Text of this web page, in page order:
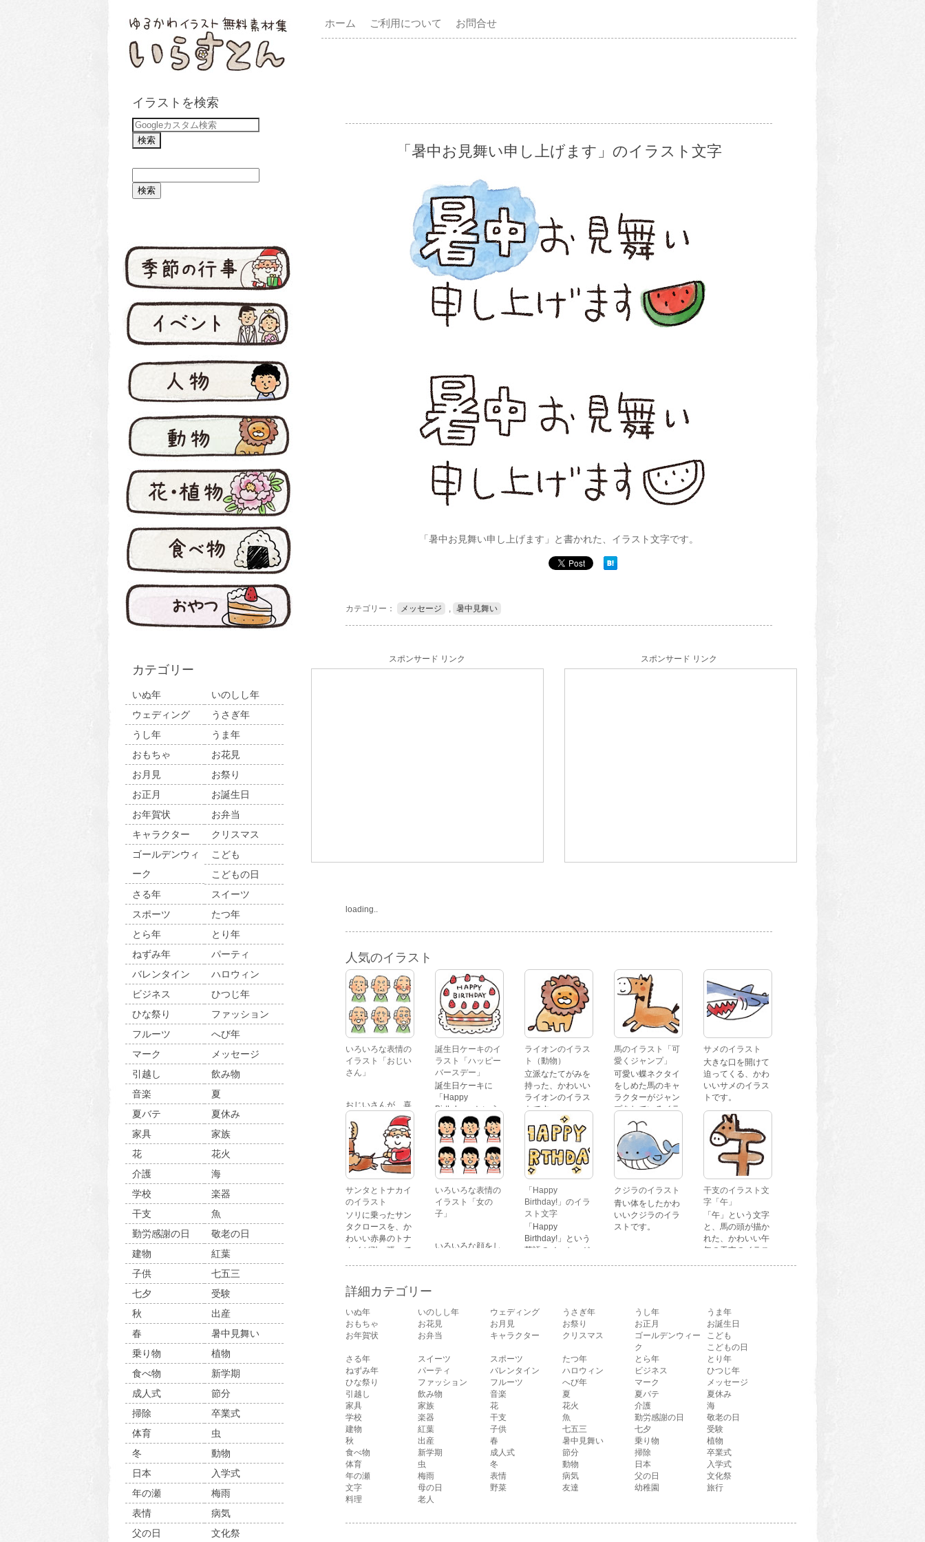
イラストを検索
カテゴリー
いぬ年
いのしし年
ウェディング
うさぎ年
うし年
うま年
おもちゃ
お花見
お月見
お祭り
お正月
お誕生日
お年賀状
お弁当
キャラクター
クリスマス
ゴールデンウィ
ーク
こども
こどもの日
さる年
スイーツ
スポーツ
たつ年
とら年
とり年
ねずみ年
パーティ
バレンタイン
ハロウィン
ビジネス
ひつじ年
ひな祭り
ファッション
フルーツ
へび年
マーク
メッセージ
引越し
飲み物
音楽
夏
夏バテ
夏休み
家具
家族
花
花火
介護
海
学校
楽器
干支
魚
勤労感謝の日
敬老の日
建物
紅葉
子供
七五三
七夕
受験
秋
出産
春
暑中見舞い
乗り物
植物
食べ物
新学期
成人式
節分
掃除
卒業式
体育
虫
冬
動物
日本
入学式
年の瀬
梅雨
表情
病気
父の日
文化祭
ホーム ご利用について お問合せ
「暑中お見舞い申し上げます」のイラスト文字
「暑中お見舞い申し上げます」と書かれた、イラスト文字です。
カテゴリー： メッセージ , 暑中見舞い
スポンサード リンク スポンサード リンク
loading..
人気のイラスト
いろいろな表情の
イラスト「おじい
さん」
おじいさんが、喜
怒哀楽たくさんの
表情をしているイ
ラストです。 通常
の顔・怒っている
顔・泣いている
顔・照れている
顔・笑っている
顔・驚いている
顔・困っている顔
があります。
誕生日ケーキのイ
ラスト「ハッピー
バースデー」
誕生日ケーキに
「Happy
Birthday」という
文字が描かれた、
かわいい苺のケー
キのイラストで
す。
ライオンのイラス
ト（動物）
立派なたてがみを
持った、かわいい
ライオンのイラス
トです。
馬のイラスト「可
愛くジャンプ」
可愛い蝶ネクタイ
をしめた馬のキャ
ラクターがジャン
プをしているイラ
ストです。
サメのイラスト
大きな口を開けて
迫ってくる、かわ
いいサメのイラス
トです。
サンタとトナカイ
のイラスト
ソリに乗ったサン
タクロースを、か
わいい赤鼻のトナ
カイが引っ張って
いろいろな表情の
イラスト「女の
子」
いろいろな顔をし
いる顔・笑ってい
る顔・驚いている
顔・困っている顔
「Happy
Birthday!」のイラ
スト文字
「Happy
Birthday!」という
英語のメッセージ
クジラのイラスト
青い体をしたかわ
いいクジラのイラ
ストです。
干支のイラスト文
字「午」
「午」という文字
と、馬の頭が描か
れた、かわいい午
年の干支のイラス
詳細カテゴリー
いぬ年 いのしし年 ウェディング うさぎ年 うし年
うま年
おもちゃ
お花見 お月見 お祭り お正月
お誕生日
お年賀状
お弁当 キャラクター クリスマス
ゴールデンウィー
ク
こども
こどもの日
さる年
スイーツ スポーツ たつ年 とら年
とり年
ねずみ年
パーティ バレンタイン ハロウィン ビジネス
ひつじ年
ひな祭り
ファッション フルーツ へび年 マーク
メッセージ
引越し
飲み物 音楽 夏 夏バテ
夏休み
家具
家族 花 花火 介護
海
学校
楽器 干支 魚 勤労感謝の日
敬老の日
建物
紅葉 子供 七五三 七夕
受験
秋
出産 春 暑中見舞い 乗り物
植物
食べ物
新学期 成人式 節分 掃除
卒業式
体育
虫 冬 動物 日本
入学式
年の瀬
梅雨 表情 病気 父の日
文化祭
文字
母の日 野菜 友達 幼稚園
旅行
料理
老人